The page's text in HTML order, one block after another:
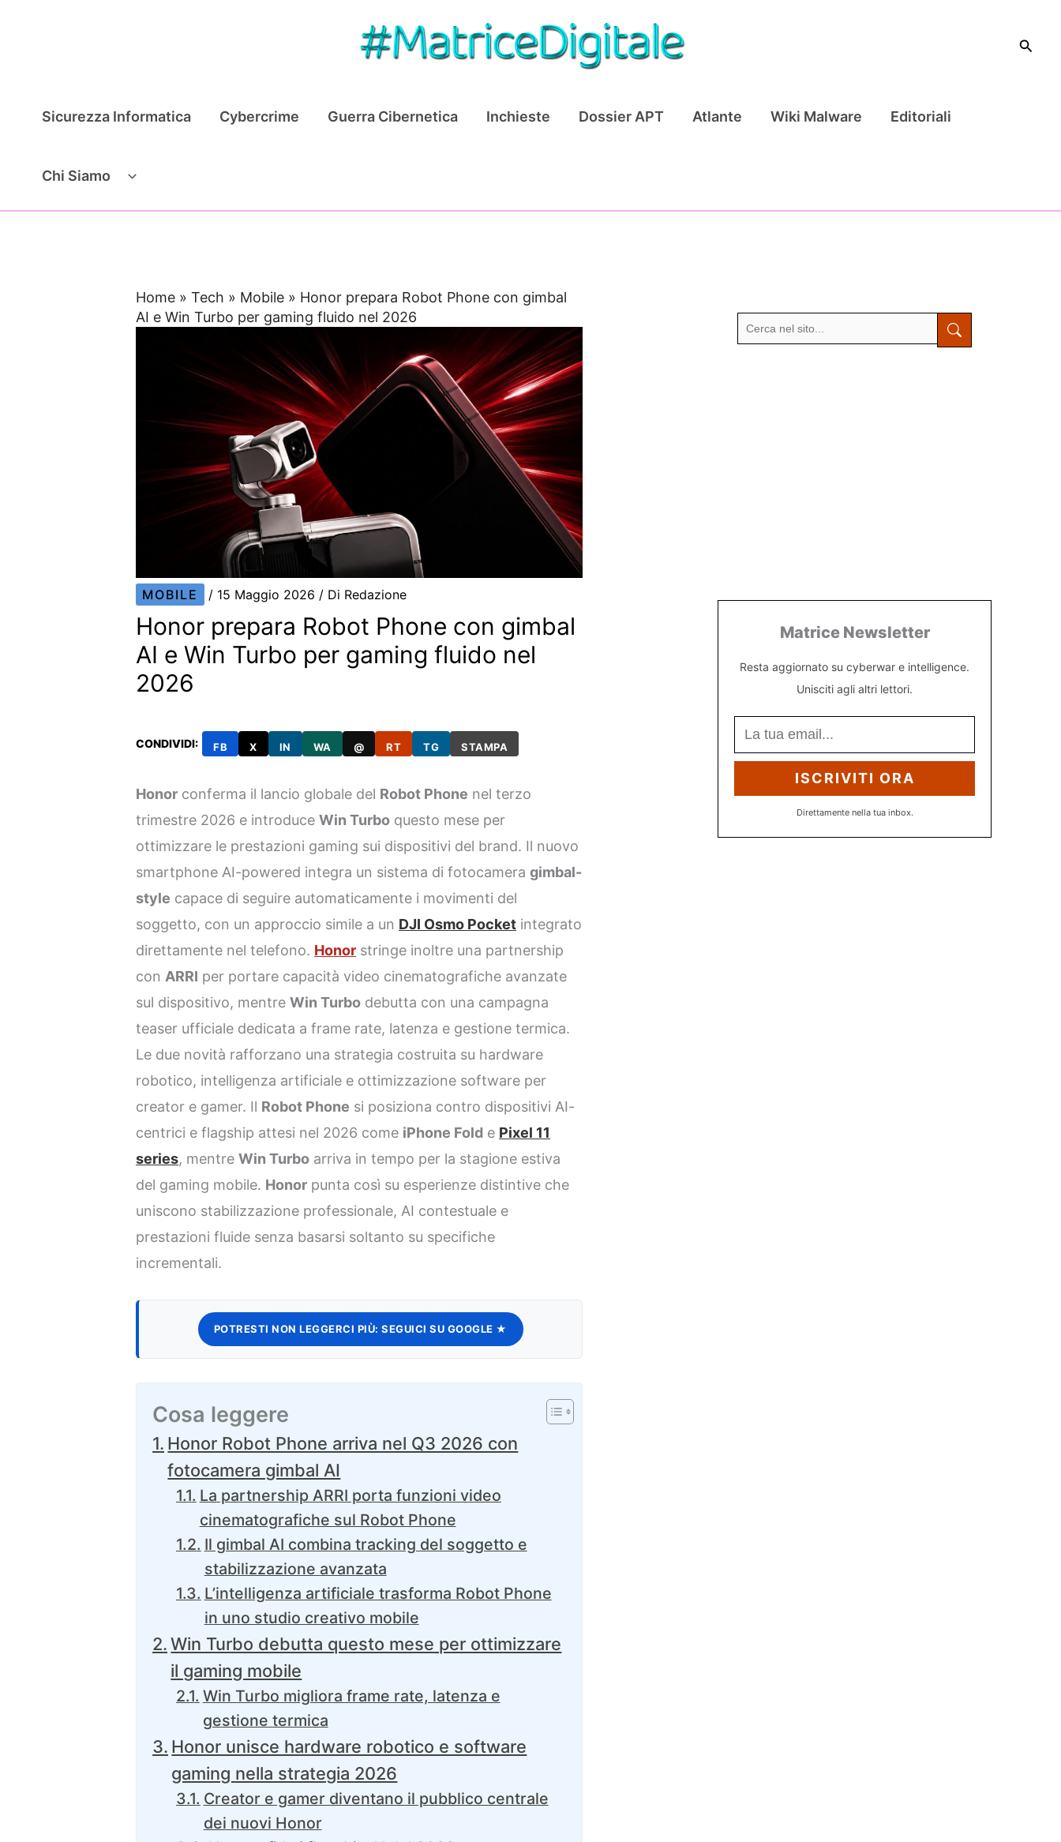
Cerca
Sicurezza Informatica Cybercrime Guerra Cibernetica Inchieste Dossier APT Atlante Wiki Malware Editoriali
Chi Siamo
Home »Tech » Mobile » Honor prepara Robot Phone con gimbal
AI e Win Turbo per gaming fluido nel 2026
MOBILE / 15 Maggio 2026 / Di Redazione
Honor prepara Robot Phone con gimbal
AI e Win Turbo per gaming fluido nel
2026
CONDIVIDI: FB X IN WA @ RT TG STAMPA
Honor conferma il lancio globale del Robot Phone nel terzo
trimestre 2026 e introduceWin Turbo questo mese per
ottimizzare le prestazioni gaming sui dispositivi del brand. Il nuovo
smartphone AI-powered integra un sistema di fotocameragimbal-
style capace di seguire automaticamente i movimenti del
soggetto, con un approccio simile a un DJI Osmo Pocket integrato
direttamente nel telefono. Honor stringe inoltre una partnership
conARRI per portare capacità video cinematografiche avanzate
sul dispositivo, mentreWin Turbo debutta con una campagna
teaser ufficiale dedicata a frame rate, latenza e gestione termica.
Le due novità rafforzano una strategia costruita su hardware
robotico, intelligenza artificiale e ottimizzazione software per
creator e gamer. Il Robot Phone si posiziona contro dispositivi AI-
centrici e flagship attesi nel 2026 come iPhone Fold e Pixel 11
series, mentreWin Turbo arriva in tempo per la stagione estiva
del gaming mobile. Honor punta così su esperienze distintive che
uniscono stabilizzazione professionale, AI contestuale e
prestazioni fluide senza basarsi soltanto su specifiche
incrementali.
POTRESTI NON LEGGERCI PIÙ: SEGUICI SU GOOGLE ★
Cosa leggere
Honor Robot Phone arriva nel Q3 2026 con
fotocamera gimbal AI
La partnership ARRI porta funzioni video
cinematografiche sul Robot Phone
Il gimbal AI combina tracking del soggetto e
stabilizzazione avanzata
L’intelligenza artificiale trasforma Robot Phone
in uno studio creativo mobile
Win Turbo debutta questo mese per ottimizzare
il gaming mobile
Win Turbo migliora frame rate, latenza e
gestione termica
Honor unisce hardware robotico e software
gaming nella strategia 2026
Creator e gamer diventano il pubblico centrale
dei nuovi Honor
Matrice Newsletter
Resta aggiornato su cyberwar e intelligence.
Unisciti agli altri lettori.
ISCRIVITI ORA
Direttamente nella tua inbox.